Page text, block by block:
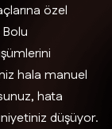
özel
hala manuel
hata
düşüyor.